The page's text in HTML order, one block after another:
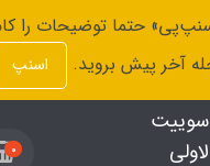
حتما توضیحات را
آخر پیش بروید.
اسنپ
سوییت
لاولی
0